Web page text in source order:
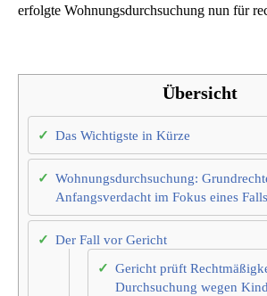
erfolgte Wohnungsdurchsuchung nun für
Übersicht
Das Wichtigste in Kürze
Wohnungsdurchsuchung:
Anfangsverdacht im Fokus eines Falls
Der Fall vor Gericht
Gericht prüft
Durchsuchung wegen